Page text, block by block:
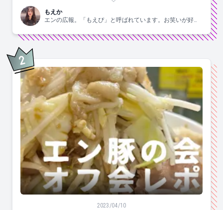
もえか
エンの広報。「もえぴ」と呼ばれています。お笑いが好
2位
ヤサイマシマシアブラマシマシカラメニンニク。二郎
2023/04/10